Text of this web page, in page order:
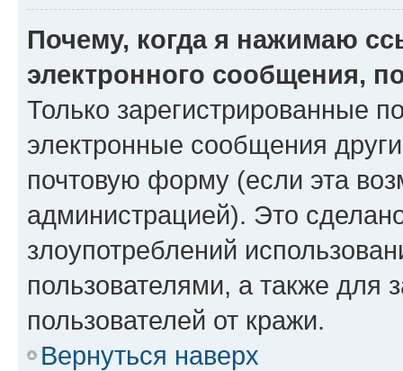
Почему, когда я нажимаю
электронного сообщения,
Только зарегистрированные
электронные сообщения
почтовую форму (если эта
администрацией). Это
злоупотреблений
пользователями, а также для
пользователей от кражи.
Вернуться наверх